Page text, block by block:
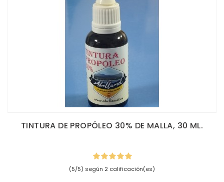
TINTURA DE PROPÓLEO 30% DE MALLA, 30 ML.
(5/5) según 2 calificación(es)